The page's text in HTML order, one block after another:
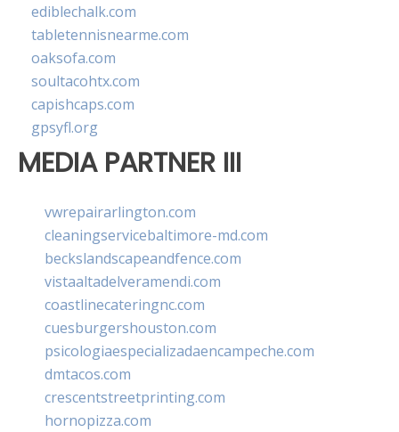
ediblechalk.com
tabletennisnearme.com
oaksofa.com
soultacohtx.com
capishcaps.com
gpsyfl.org
MEDIA PARTNER III
vwrepairarlington.com
cleaningservicebaltimore-md.com
beckslandscapeandfence.com
vistaaltadelveramendi.com
coastlinecateringnc.com
cuesburgershouston.com
psicologiaespecializadaencampeche.com
dmtacos.com
crescentstreetprinting.com
hornopizza.com